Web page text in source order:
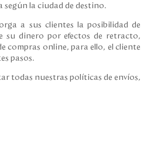
según la ciudad de destino.
a sus clientes la posibilidad de
su dinero por efectos de retracto,
compras online, para ello, el cliente
pasos.
todas nuestras políticas de envíos,